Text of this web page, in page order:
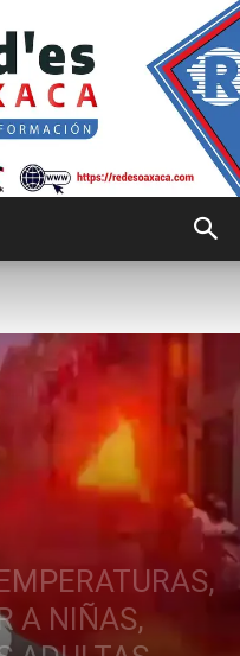
A NIÑAS,